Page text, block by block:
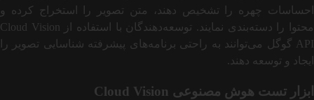
احساسات چهره را تشخیص دهند، متن تصویر را استخراج کرده و
محتوا را دسته‌بندی نمایند. توسعه‌دهندگان با استفاده از Cloud Vision
API گوگل می‌توانند به راحتی برنامه‌های پیشرفته شناسایی تصویر را
ایجاد و توسعه دهند.
ابزار تست هوش مصنوعی Cloud Vision